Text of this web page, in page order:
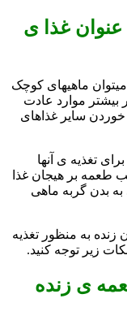
عنوان غذا ی
ماهیهای کوچک
بیشتر موارد عادت
سایر غذاهای
تغذیه ی آنها
طعمه بر هیجان غذا
بدن گربه ماهی
زنده به منظور تغذیه
زیر توجه کنید.
ی زنده